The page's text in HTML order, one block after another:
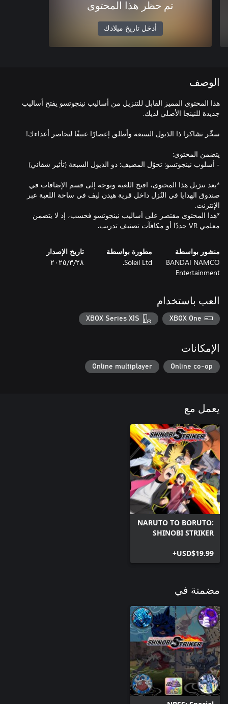
تم حظر هذا المحتوى
أدخل تاريخ ميلادك
الوصف
هذا المحتوى المميز القابل للتنزيل من أساليب نينجوتسو يفتح أساليب
*بعد تنزيل هذا المحتوى، افتح اللعبة وتوجه إلى قسم الإضافات في
صندوق الهدايا في النُزل داخل قرية هيدن ليف في ساحة اللعبة عبر
*هذا المحتوى مقتصر على أساليب نينجوتسو فحسب، إذ لا يتضمن
معلمي VR جددًا أو مكافآت تصنيف تدريب.
منشور بواسطة
BANDAI NAMCO
Entertainment
مطورة بواسطة
Soleil Ltd.
تاريخ الإصدار
٢٨‏/٣‏/٢٠٢٥
العب باستخدام
XBOX One
XBOX Series X|S
الإمكانات
Online co-op
Online multiplayer
يعمل مع
NARUTO TO BORUTO:
SHINOBI STRIKER
USD$19.99+
مضمنة في